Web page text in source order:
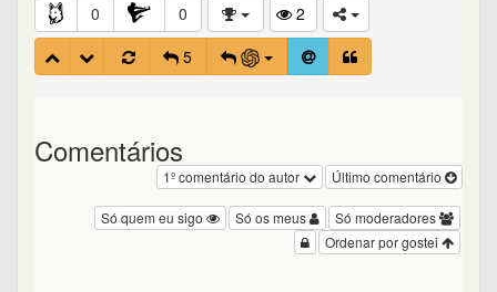
0 0
2
5
Comentários
Último comentário
1º comentário do autor
Só moderadores
Só os meus
Só quem eu sigo
Ordenar por gostei